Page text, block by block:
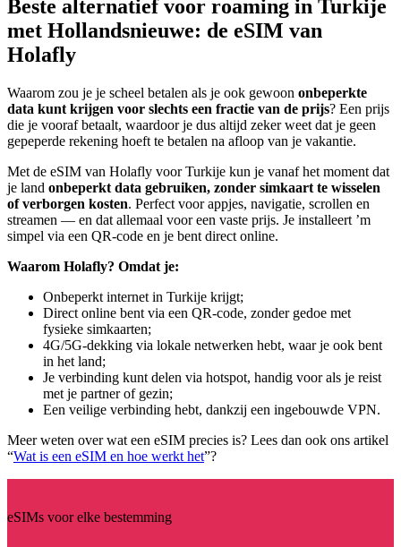
Beste alternatief voor roaming in Turkije
met Hollandsnieuwe: de eSIM van
Holafly
Waarom zou je je scheel betalen als je ook gewoon onbeperkte
data kunt krijgen voor slechts een fractie van de prijs? Een prijs
die je vooraf betaalt, waardoor je dus altijd zeker weet dat je geen
gepeperde rekening hoeft te betalen na afloop van je vakantie.
Met de eSIM van Holafly voor Turkije kun je vanaf het moment dat
je land onbeperkt data gebruiken, zonder simkaart te wisselen
of verborgen kosten. Perfect voor appjes, navigatie, scrollen en
streamen — en dat allemaal voor een vaste prijs. Je installeert ’m
simpel via een QR-code en je bent direct online.
Waarom Holafly? Omdat je:
Onbeperkt internet in Turkije krijgt;
Direct online bent via een QR-code, zonder gedoe met
fysieke simkaarten;
4G/5G-dekking via lokale netwerken hebt, waar je ook bent
in het land;
Je verbinding kunt delen via hotspot, handig voor als je reist
met je partner of gezin;
Een veilige verbinding hebt, dankzij een ingebouwde VPN.
Meer weten over wat een eSIM precies is? Lees dan ook ons artikel
“Wat is een eSIM en hoe werkt het”?
eSIMs voor elke bestemming